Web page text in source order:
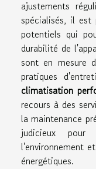
ajustements
spécialisés, il est
potentiels qui
durabilité de
sont en mesure
pratiques
climatisation
recours à des
la maintenance
judicieux
l'environnement
énergétiques.